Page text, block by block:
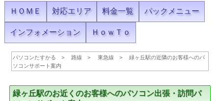
ＨＯＭＥ 対応エリア 料金一覧 パックメニュー
インフォメーション ＨｏｗＴｏ
パソコンたすかる 路線 東急線
緑ヶ丘駅の近隣のお客様へのパ
ソコンサポート案内
緑ヶ丘駅のお近くのお客様へのパソコン出張・訪問パ